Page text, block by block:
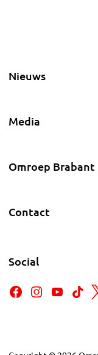
Nieuws
Media
Omroep Brabant
Contact
Social